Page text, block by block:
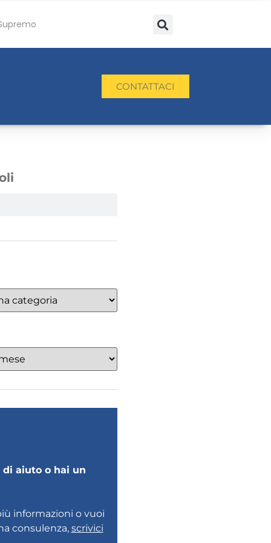
CONTATTACI
di aiuto o hai un
informazioni o vuoi
consulenza, scrivici